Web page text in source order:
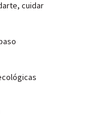
cuidar